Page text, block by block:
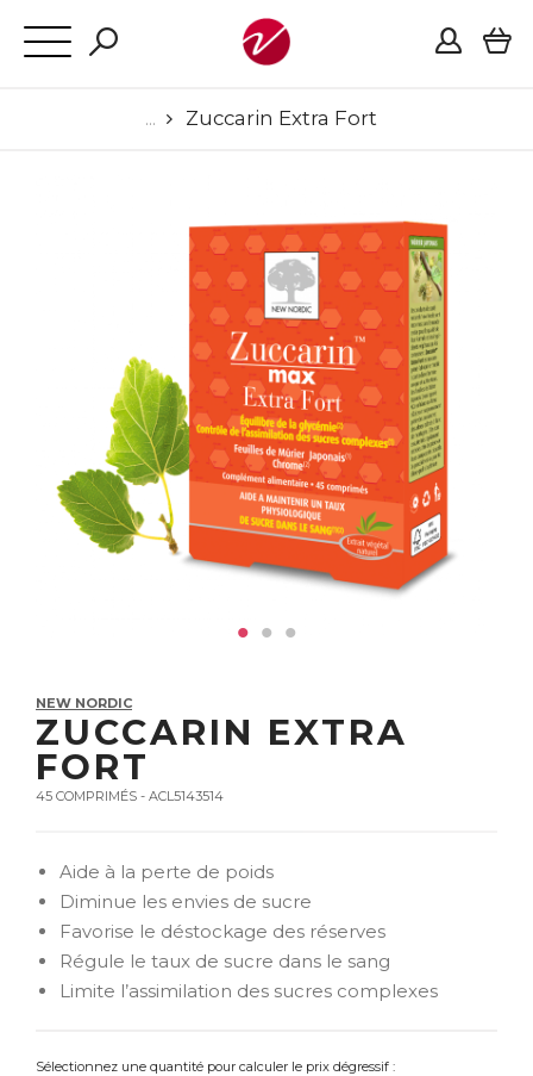
Zuccarin Extra Fort
NEW NORDIC
ZUCCARIN EXTRA
FORT
45 COMPRIMÉS - ACL5143514
Aide à la perte de poids
Diminue les envies de sucre
Favorise le déstockage des réserves
Régule le taux de sucre dans le sang
Limite l’assimilation des sucres complexes
Sélectionnez une quantité pour calculer le prix dégressif :